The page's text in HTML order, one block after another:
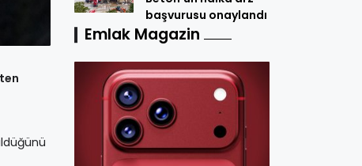
başvurusu onaylandı
Emlak Magazin